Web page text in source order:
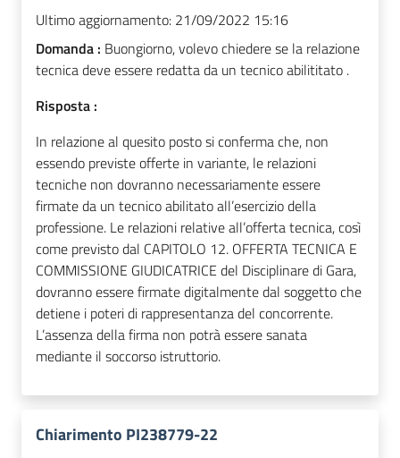
Ultimo aggiornamento: 21/09/2022 15:16
Domanda : Buongiorno, volevo chiedere se la relazione
tecnica deve essere redatta da un tecnico abilititato .
Risposta :
In relazione al quesito posto si conferma che, non
essendo previste offerte in variante, le relazioni
tecniche non dovranno necessariamente essere
firmate da un tecnico abilitato all’esercizio della
professione. Le relazioni relative all’offerta tecnica, così
come previsto dal CAPITOLO 12. OFFERTA TECNICA E
COMMISSIONE GIUDICATRICE del Disciplinare di Gara,
dovranno essere firmate digitalmente dal soggetto che
detiene i poteri di rappresentanza del concorrente.
L’assenza della firma non potrà essere sanata
mediante il soccorso istruttorio.
Chiarimento PI238779-22